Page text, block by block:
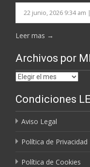
22 junio, 2026 9:34 am |
Leer mas →
Archivos por
Archivos
MESES
Condiciones
Aviso Legal
Política de Privacidad
Política de Cookies